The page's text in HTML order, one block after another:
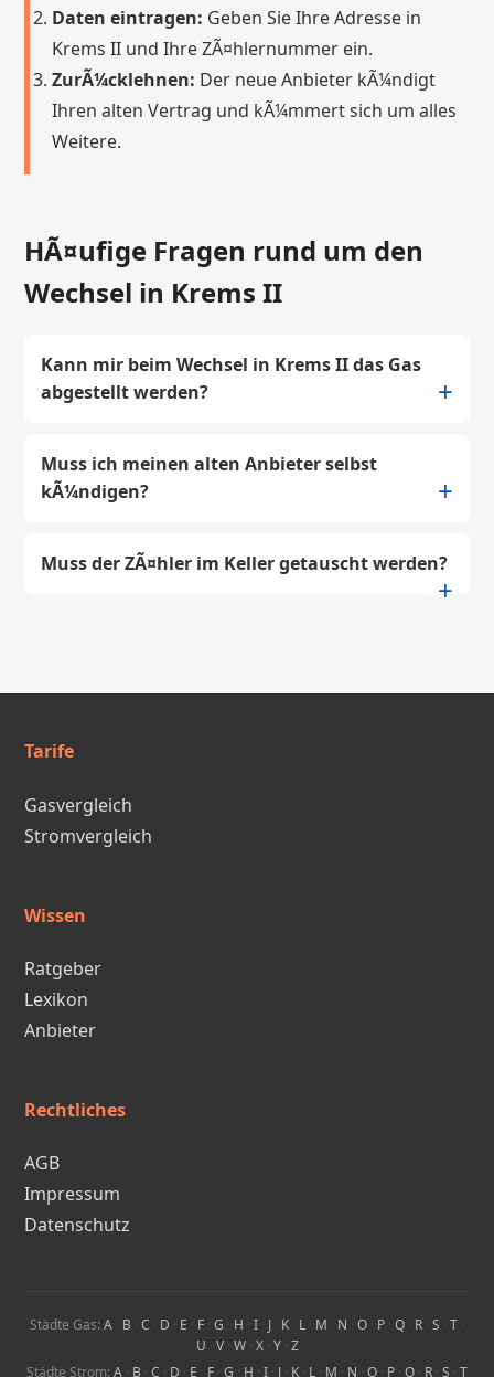
Daten eintragen: Geben Sie Ihre Adresse in
Krems II und Ihre ZÃ¤hlernummer ein.
ZurÃ¼cklehnen: Der neue Anbieter kÃ¼ndigt
Ihren alten Vertrag und kÃ¼mmert sich um alles
Weitere.
HÃ¤ufige Fragen rund um den
Wechsel in Krems II
Kann mir beim Wechsel in Krems II das Gas
abgestellt werden?
Muss ich meinen alten Anbieter selbst
kÃ¼ndigen?
Muss der ZÃ¤hler im Keller getauscht werden?
Tarife
Gasvergleich
Stromvergleich
Wissen
Ratgeber
Lexikon
Anbieter
Rechtliches
AGB
Impressum
Datenschutz
Städte Gas: A · B · C · D · E · F · G · H · I · J · K · L · M · N · O · P · Q · R · S · T ·
U · V· W· X· Y· Z
Städte Strom: A · B · C · D · E · F · G · H · I · J · K · L · M · N · O · P · Q · R · S · T